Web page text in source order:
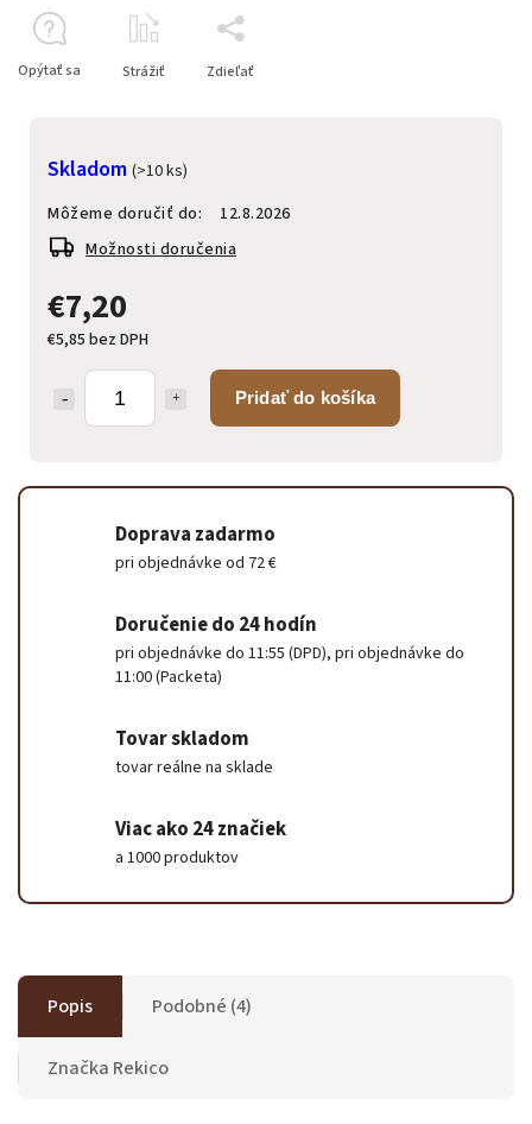
€7,20
€5,85 bez DPH
Pridať do košíka
Skladom (>10 ks)
Môžeme doručiť do:
12.8.2026
Možnosti doručenia
Opýtať sa Strážiť Zdieľať
Doprava zadarmo
pri objednávke od 72 €
Doručenie do 24 hodín
pri objednávke do 11:55 (DPD), pri objednávke do
11:00 (Packeta)
Tovar skladom
tovar reálne na sklade
Viac ako 24 značiek
a 1000 produktov
Popis Podobné (4)
Značka Rekico